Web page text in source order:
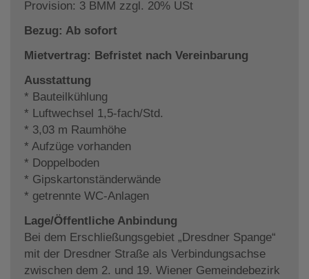
Provision: 3 BMM zzgl. 20% USt
Bezug: Ab sofort
Mietvertrag: Befristet nach Vereinbarung
Ausstattung
* Bauteilkühlung
* Luftwechsel 1,5-fach/Std.
* 3,03 m Raumhöhe
* Aufzüge vorhanden
* Doppelboden
* Gipskartonständerwände
* getrennte WC-Anlagen
Lage/Öffentliche Anbindung
Bei dem Erschließungsgebiet „Dresdner Spange“
mit der Dresdner Straße als Verbindungsachse
zwischen dem 2. und 19. Wiener Gemeindebezirk